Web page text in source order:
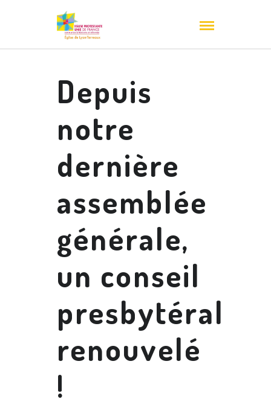
Depuis
notre
dernière
assemblée
générale,
un conseil
presbytéral
renouvelé
!